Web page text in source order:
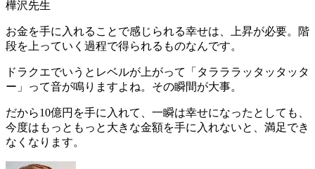
樺沢先生
お金を手に入れることで感じられる幸せは、上昇が必要。階
段を上っていく過程で得られるものなんです。
ドラクエでいうとレベルが上がって
「タラララッタッタッタ
ー」
って音が鳴りますよね。その瞬間が大事。
だから10億円を手に入れて、一瞬は幸せになったとしても、
今度はもっともっと大きな金額を手に入れないと、満足でき
なくなります。